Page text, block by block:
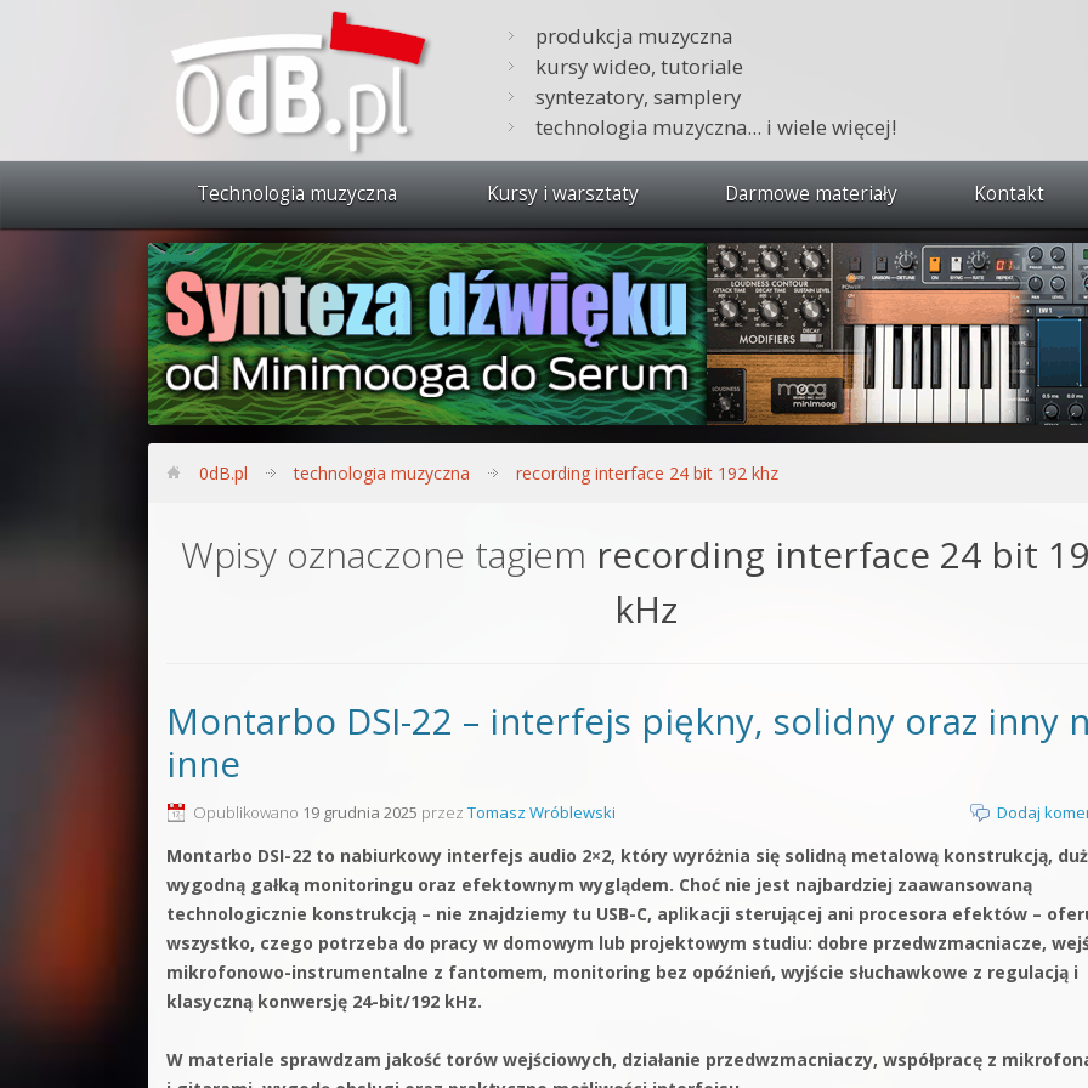
produkcja muzyczna
kursy wideo, tutoriale
syntezatory, samplery
technologia muzyczna... i wiele więcej!
Technologia muzyczna Kursy i warsztaty
Zobacz wszystkie kursy i warsztaty
Synteza dźwięku 🔥
Produkcja muzyczna w praktyce
Bitwig Studio od podstaw
Sound Forge od podstaw
Dubstep z syntezatorem Massive
Pakiety
Darmowe materiały Kontakt
0dB.pl technologia muzyczna recording interface 24 bit 192 khz
Wpisy oznaczone tagiem recording interface 24 bit
kHz
Montarbo DSI-22 – interfejs piękny, solidny oraz inny
inne
Opublikowano 19 grudnia 2025 przez Tomasz Wróblewski Dodaj
Montarbo DSI-22 to nabiurkowy interfejs audio 2×2, który wyróżnia się solidną metalową konstrukcją,
wygodną gałką monitoringu oraz efektownym wyglądem. Choć nie jest najbardziej zaawansowaną
technologicznie konstrukcją – nie znajdziemy tu USB-C, aplikacji sterującej ani procesora efektów –
wszystko, czego potrzeba do pracy w domowym lub projektowym studiu: dobre przedwzmacniacze,
mikrofonowo-instrumentalne z fantomem, monitoring bez opóźnień, wyjście słuchawkowe z regulacją i
klasyczną konwersję 24-bit/192 kHz.
W materiale sprawdzam jakość torów wejściowych, działanie przedwzmacniaczy, współpracę z